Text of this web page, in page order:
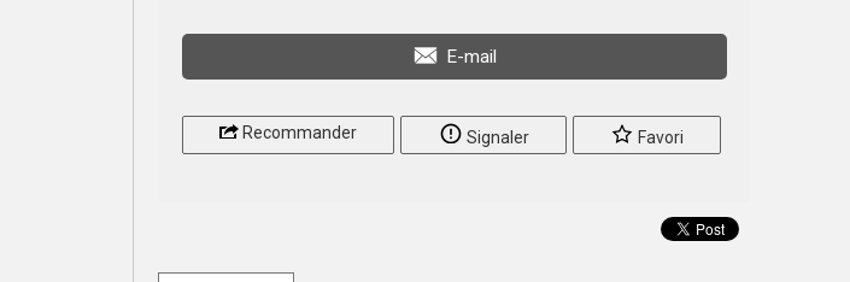
E-mail
Recommander Signaler Favori